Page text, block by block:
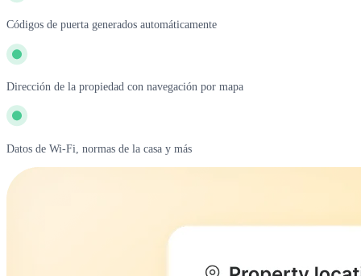
Códigos de puerta generados automáticamente
Dirección de la propiedad con navegación por mapa
Datos de Wi-Fi, normas de la casa y más